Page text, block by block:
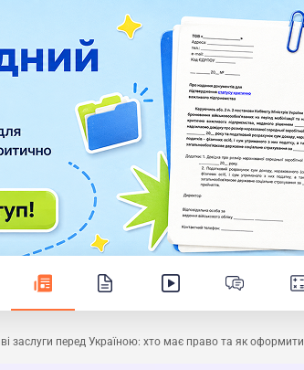
заслуги перед Україною: хто має право та як оформити